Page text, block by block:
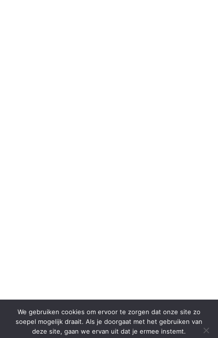
We gebruiken cookies om ervoor te zorgen dat onze site zo
soepel mogelijk draait. Als je doorgaat met het gebruiken van
deze site, gaan we ervan uit dat je ermee instemt.